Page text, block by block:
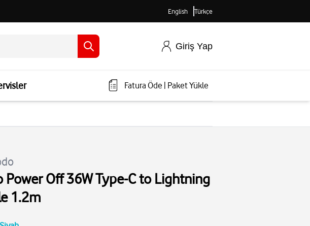
English Türkçe
Giriş Yap
Fatura Öde Paket Yükle
Power Off 36W Type-C to Lightning
1.2m